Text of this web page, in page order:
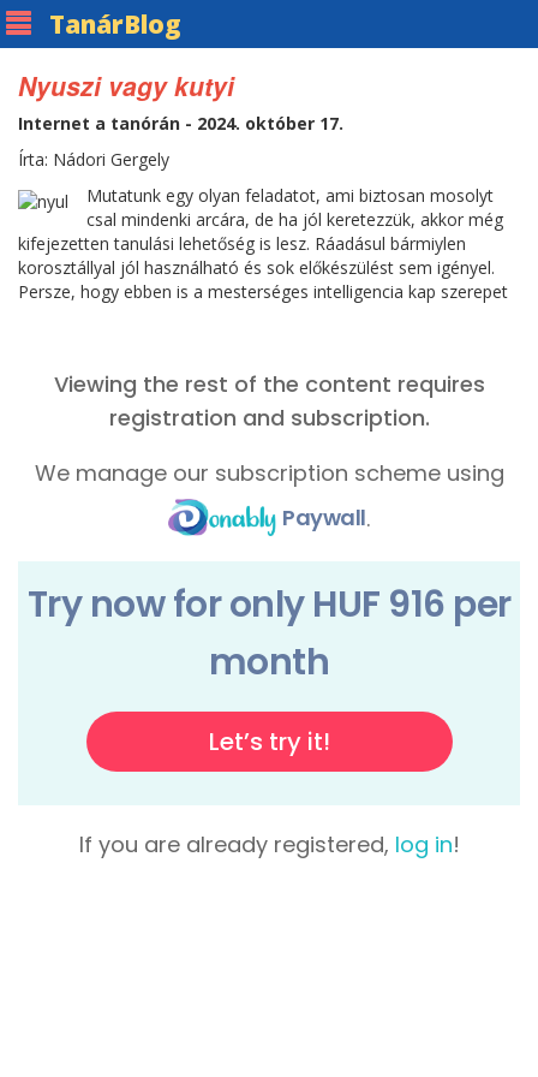
TanárBlog
Nyuszi vagy kutyi
Internet a tanórán - 2024. október 17.
Írta: Nádori Gergely
Mutatunk egy olyan feladatot, ami biztosan mosolyt
csal mindenki arcára, de ha jól keretezzük, akkor még
kifejezetten tanulási lehetőség is lesz. Ráadásul bármiylen
korosztállyal jól használható és sok előkészülést sem igényel.
Persze, hogy ebben is a mesterséges intelligencia kap szerepet